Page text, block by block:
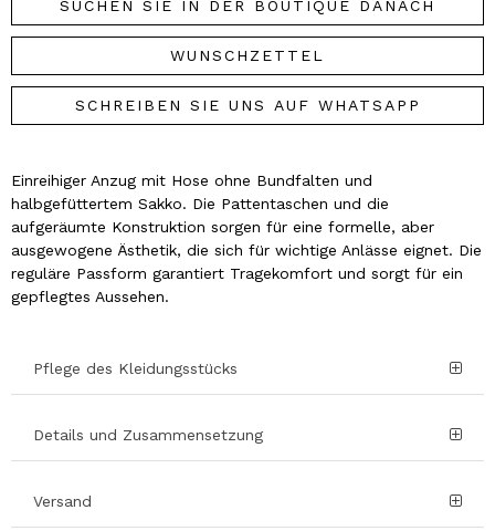
SUCHEN SIE IN DER BOUTIQUE DANACH
WUNSCHZETTEL
SCHREIBEN SIE UNS AUF WHATSAPP
Einreihiger Anzug mit Hose ohne Bundfalten und
halbgefüttertem Sakko. Die Pattentaschen und die
aufgeräumte Konstruktion sorgen für eine formelle, aber
ausgewogene Ästhetik, die sich für wichtige Anlässe eignet. Die
reguläre Passform garantiert Tragekomfort und sorgt für ein
gepflegtes Aussehen.
Pflege des Kleidungsstücks
Details und Zusammensetzung
Versand